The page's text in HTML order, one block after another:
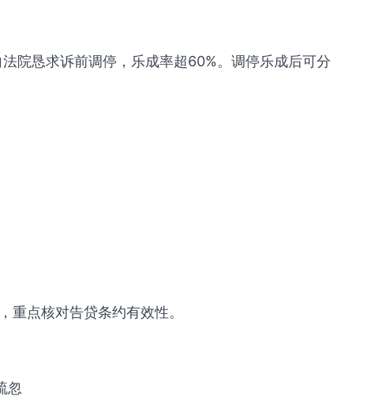
院恳求诉前调停，乐成率超60%。调停乐成后可分
点核对告贷条约有效性。
忽